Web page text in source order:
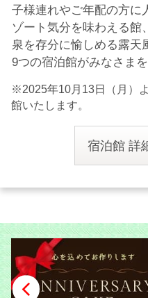
子様連れやご年配の方に
ゾート気分を味わえる館
泉を存分に愉しめる露天
9つの宿泊館がみなさまを
※2025年10月13日（月）
館いたします。
宿泊館 詳